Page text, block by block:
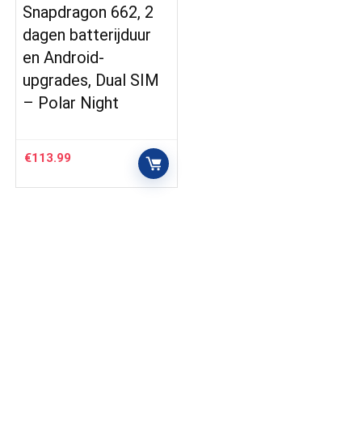
Snapdragon 662, 2
dagen batterijduur
en Android-
upgrades, Dual SIM
– Polar Night
€113.99